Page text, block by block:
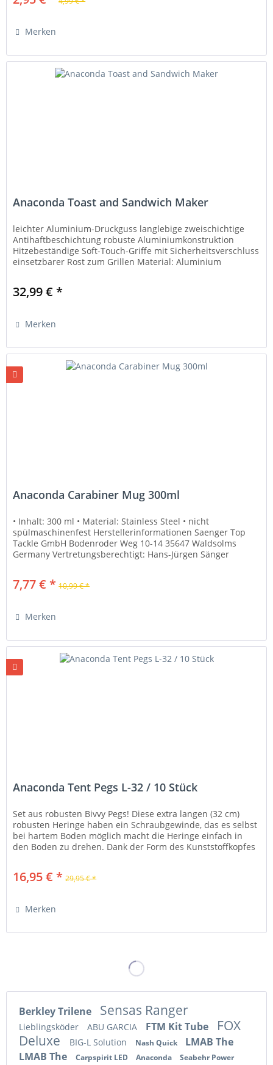
Merken
Anaconda Toast and Sandwich Maker
leichter Aluminium-Druckguss langlebige zweischichtige
Antihaftbeschichtung robuste Aluminiumkonstruktion
Hitzebeständige Soft-Touch-Griffe mit Sicherheitsverschluss
einsetzbarer Rost zum Grillen Material: Aluminium
32,99 € *
Merken
Anaconda Carabiner Mug 300ml
• Inhalt: 300 ml • Material: Stainless Steel • nicht
spülmaschinenfest Herstellerinformationen Saenger Top
Tackle GmbH Bodenroder Weg 10-14 35647 Waldsolms
Germany Vertretungsberechtigt: Hans-Jürgen Sänger
7,77 € * 10,99 € *
Merken
Anaconda Tent Pegs L-32 / 10 Stück
Set aus robusten Bivvy Pegs! Diese extra langen (32 cm)
robusten Heringe haben ein Schraubgewinde, das es selbst
bei hartem Boden möglich macht die Heringe einfach in
den Boden zu drehen. Dank der Form des Kunststoffkopfes
16,95 € * 29,95 € *
Merken
Berkley Trilene Sensas Ranger
Lieblingsköder ABU GARCIA FTM Kit Tube
FOX
Deluxe
BIG-L Solution Nash Quick
LMAB The
LMAB The
Carpspirit LED Anaconda
Seabehr Power